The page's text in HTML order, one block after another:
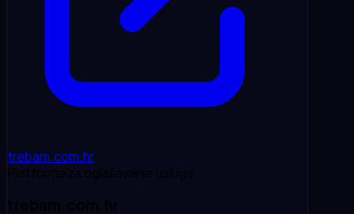
trebam.com.hr
Platforma za oglašavanje usluga
trebam.com.hr